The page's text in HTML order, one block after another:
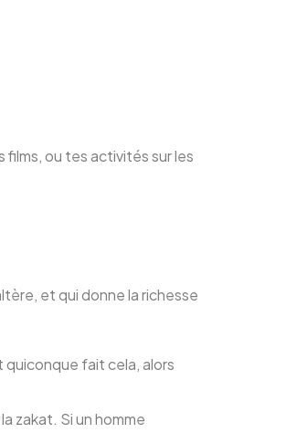
ou tes activités sur les
et qui donne la richesse
quiconque fait cela, alors
zakat. Si un homme